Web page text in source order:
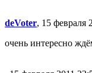
deVoter, 15 февраля
очень интересно